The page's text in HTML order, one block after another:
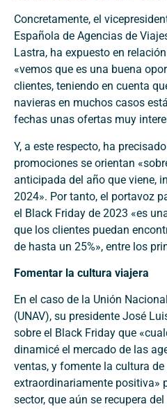
Concretamente, el
Española de Agencias de
Lastra, ha expuesto en
«vemos que es una buena
clientes, teniendo en cuenta
navieras en muchos casos
fechas unas ofertas muy
Y, a este respecto, ha
promociones se orientan
anticipada del año que viene,
2024». Por tanto, el portavoz
el Black Friday de 2023 «es
que los clientes puedan
de hasta un 25%», entre los
Fomentar la cultura viajera
En el caso de la Unión
(UNAV), su presidente José
sobre el Black Friday que
dinamicé el mercado de las
ventas, y fomente la cultura
extraordinariamente positiva»
sector, que aún se recupera